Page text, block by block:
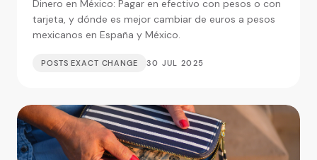
Dinero en México: Pagar en efectivo con pesos o con
tarjeta, y dónde es mejor cambiar de euros a pesos
mexicanos en España y México.
POSTS EXACT CHANGE 30 JUL 2025